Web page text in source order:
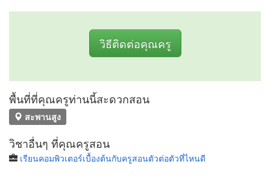
วิธีติดต่อคุณครู
พื้นที่ที่คุณครูท่านนี้สะดวกสอน
สะพานสูง
วิชาอื่นๆ ที่คุณครูสอน
เรียนคอมพิวเตอร์เบื้องต้นกับครูสอนตัวต่อตัวที่ไหนดี